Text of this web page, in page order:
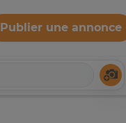
Publier une annonce